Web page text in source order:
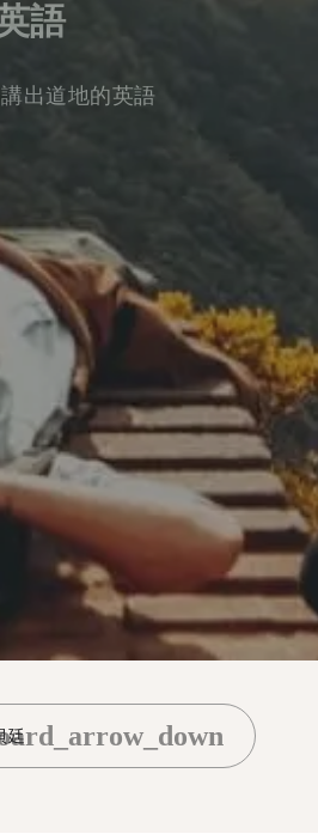
語
出道地的英語
廷